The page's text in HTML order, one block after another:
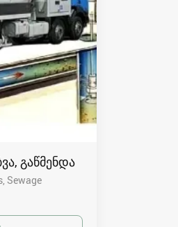
გაწმენდა
Sewage